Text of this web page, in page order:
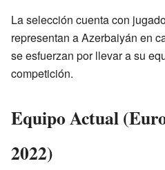
La selección cuenta con
representan a Azerbaiyán en
se esfuerzan por llevar a su
competición.
Equipo Actual
2022)